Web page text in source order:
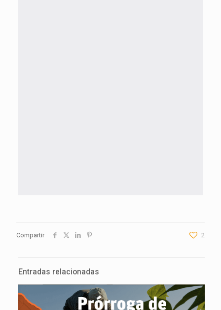
Compartir 2
Entradas relacionadas